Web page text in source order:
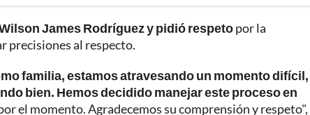
James Rodríguez y pidió respetopor la
precisiones al respecto.
familia, estamos atravesando un momento difícil,
bien. Hemos decidido manejar este proceso en
el momento. Agradecemos su comprensión y respeto",